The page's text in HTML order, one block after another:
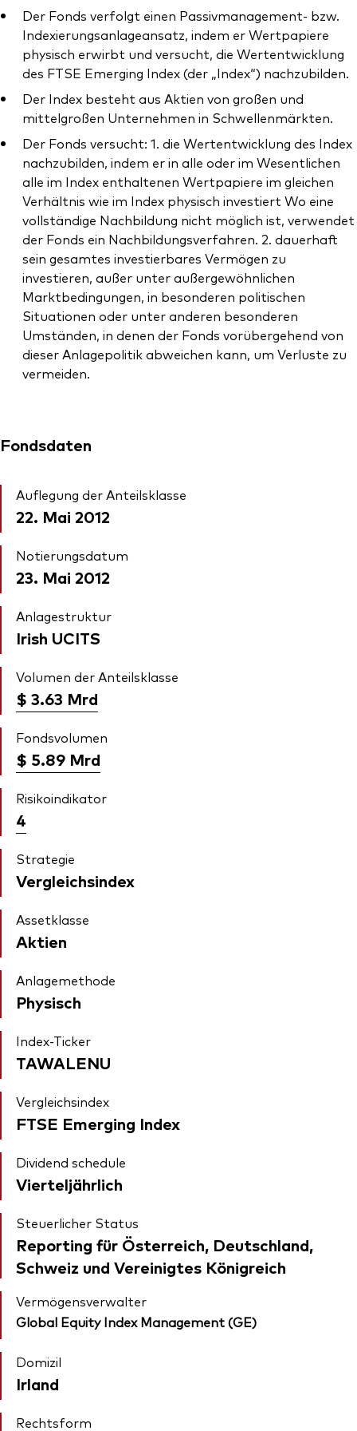
Dienstleistungen
Portfolio-Services
LifePlan-Modellportfolios
Der Fonds verfolgt einen Passivmanagement- bzw.
Indexierungsanlageansatz, indem er Wertpapiere
physisch erwirbt und versucht, die Wertentwicklung
des FTSE Emerging Index (der „Index“) nachzubilden.
Der Index besteht aus Aktien von großen und
mittelgroßen Unternehmen in Schwellenmärkten.
Der Fonds versucht: 1. die Wertentwicklung des Index
nachzubilden, indem er in alle oder im Wesentlichen
alle im Index enthaltenen Wertpapiere im gleichen
Verhältnis wie im Index physisch investiert Wo eine
vollständige Nachbildung nicht möglich ist, verwendet
der Fonds ein Nachbildungsverfahren. 2. dauerhaft
sein gesamtes investierbares Vermögen zu
investieren, außer unter außergewöhnlichen
Marktbedingungen, in besonderen politischen
Situationen oder unter anderen besonderen
Umständen, in denen der Fonds vorübergehend von
dieser Anlagepolitik abweichen kann, um Verluste zu
vermeiden.
Fondsdaten
Auflegung der Anteilsklasse
22. Mai 2012
Notierungsdatum
23. Mai 2012
Anlagestruktur
Irish UCITS
Volumen der Anteilsklasse
$ 3.63 Mrd
Fondsvolumen
$ 5.89 Mrd
Risikoindikator
4
Strategie
Vergleichsindex
Assetklasse
Aktien
Anlagemethode
Physisch
Index-Ticker
TAWALENU
Vergleichsindex
FTSE Emerging Index
Dividend schedule
Vierteljährlich
Steuerlicher Status
Reporting für Österreich, Deutschland,
Schweiz und Vereinigtes Königreich
Vermögensverwalter
Global Equity Index Management (GE)
Domizil
Irland
Rechtsform